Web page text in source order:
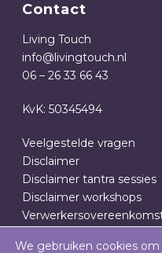
Contact
Living Touch
info@livingtouch.nl
06 – 26 33 66 43
KvK: 50345494
Veelgestelde vragen
Disclaimer
Disclaimer tantra sessies
Disclaimer workshops
We gebruiken cookies